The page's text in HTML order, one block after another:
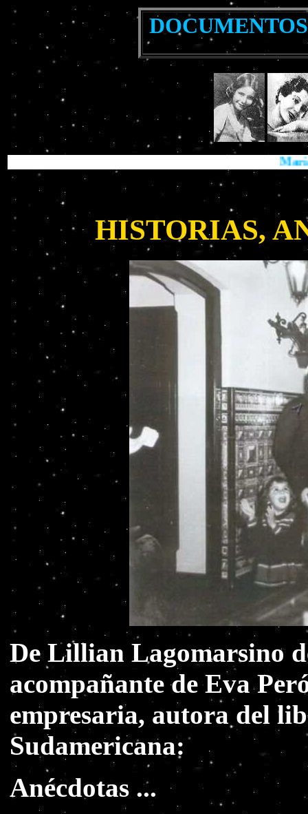
María Eva
HISTORIAS,
De Lillian Lagomarsino
acompañante de Eva
empresaria, autora del
Sudamericana:
Anécdotas ...